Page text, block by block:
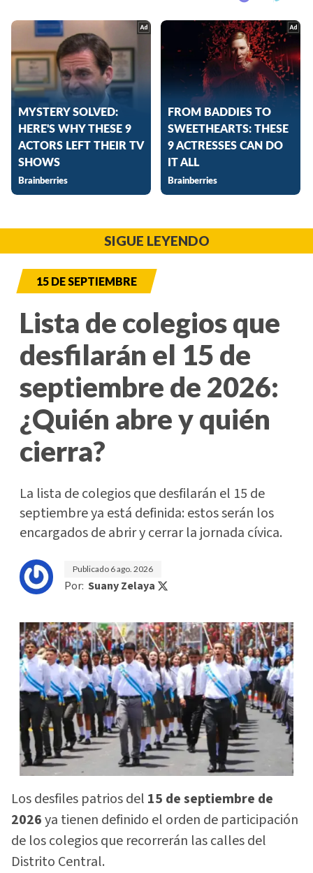
SIGUE LEYENDO
15 DE SEPTIEMBRE
Lista de colegios que
desfilarán el 15 de
septiembre de 2026:
¿Quién abre y quién
cierra?
La lista de colegios que desfilarán el 15 de
septiembre ya está definida: estos serán los
encargados de abrir y cerrar la jornada cívica.
Publicado 6 ago. 2026
Por: Suany Zelaya
Los desfiles patrios del 15 de septiembre de
2026ya tienen definido el orden de participación
de los colegios que recorrerán las calles del
Distrito Central.